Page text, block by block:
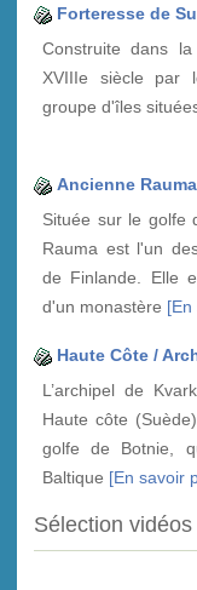
Forteresse de
Construite dans
XVIIIe siècle par
groupe d'îles
Ancienne Rauma
Située sur le golfe
Rauma est l'un
de Finlande. Elle
d'un monastère [En
Haute Côte /
L’archipel de
Haute côte
golfe de Botnie,
Baltique [En savoir
Sélection vidéos